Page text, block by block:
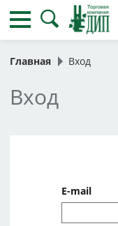
Главная Вход
Вход
E-mail